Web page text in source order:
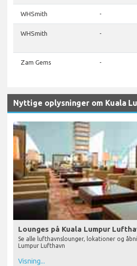
WHSmith -
WHSmith -
Zam Gems -
Nyttige oplysninger om Kuala
Lounges på Kuala Lumpur
Se alle lufthavnslounger, lokationer og
Lumpur Lufthavn
Visning...